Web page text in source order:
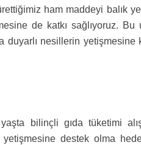
ham maddeyi balık
de katkı sağlıyoruz. Bu
duyarlı nesillerin yetişmesine
bilinçli gıda tüketimi
destek olma